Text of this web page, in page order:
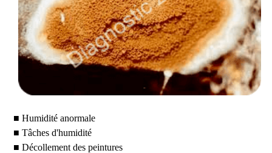
■ Humidité anormale
■ Tâches d'humidité
■ Décollement des peintures